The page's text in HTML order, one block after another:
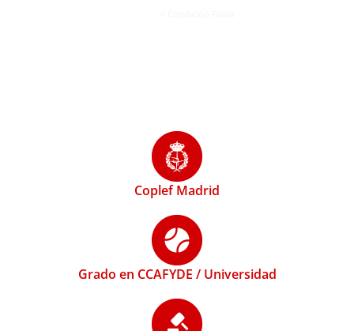
Coplef Madrid
Grado en CCAFYDE / Universidad